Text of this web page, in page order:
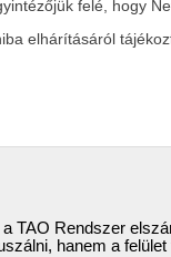
felé, hogy
elhárításáról
TAO Rendszer
hanem a